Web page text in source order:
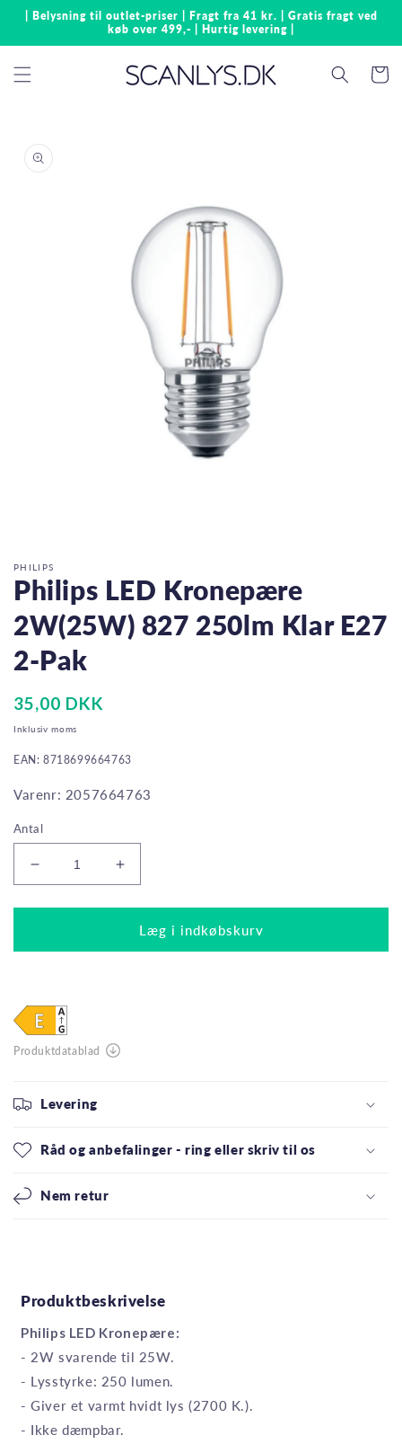
Gå til
| Belysning til outlet-priser | Fragt fra 41 kr. | Gratis fragt ved
køb over 499,- | Hurtig levering |
i
PHILIPS
Philips LED Kronepære
2W(25W) 827 250lm Klar E27
2-Pak
Normalpris
35,00 DKK
Inklusiv moms
EAN: 8718699664763
Varenr: 2057664763
Antal
Reducer
antallet
for
LED
827
250lm
Klar
E27
Pak
Øg
antallet
for
Philips
LED
Klar
E27
Læg i indkøbskurv
Levering
Råd og anbefalinger - ring eller skriv til os
Nem retur
Produktbeskrivelse
Philips LED Kronepære:
- 2W svarende til 25W.
- Lysstyrke: 250 lumen.
- Giver et varmt hvidt lys (2700 K.).
- Ikke dæmpbar.